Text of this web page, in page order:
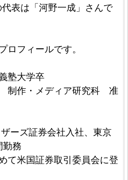
表は「河野一成」さんで
ロフィールです。
塾大学卒
制作・メディア研究科 准
ーズ証券会社入社、東京
勤務
て米国証券取引委員会に登